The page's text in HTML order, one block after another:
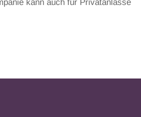
kann auch für Privatanlässe